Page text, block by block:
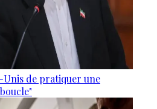
Unis de pratiquer une